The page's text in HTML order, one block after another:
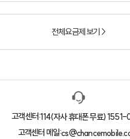
전체요금제 보기 >
고객센터:114(자사 휴대폰 무료)1551-
고객센터 메일: